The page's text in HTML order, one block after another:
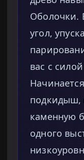
Оболочки.
угол,
вас с
подкидыш,
каменную
одного